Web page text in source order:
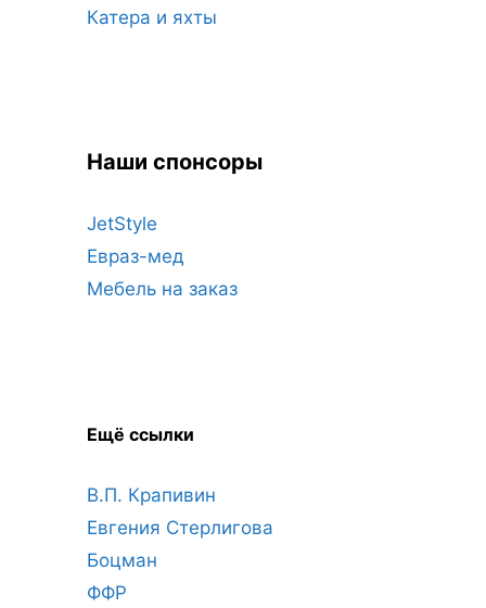
Катера и яхты
Наши спонсоры
JetStyle
Евраз-мед
Мебель на заказ
Ещё ссылки
В.П. Крапивин
Евгения Стерлигова
Боцман
ФФР